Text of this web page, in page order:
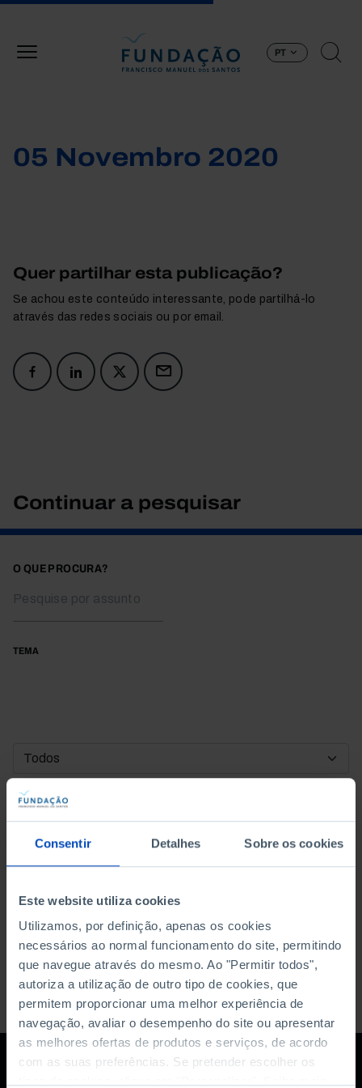
Consentir Detalhes Sobre os cookies
Este website utiliza cookies
Utilizamos, por definição, apenas os cookies
necessários ao normal funcionamento do site, permitindo
que navegue através do mesmo. Ao "Permitir todos",
autoriza a utilização de outro tipo de cookies, que
permitem proporcionar uma melhor experiência de
navegação, avaliar o desempenho do site ou apresentar
as melhores ofertas de produtos e serviços, de acordo
com as suas preferências. Se pretender escolher os
PT
05 Novembro 2020
Quer partilhar esta publicação?
Se achou este conteúdo interessante, pode partilhá-lo
através das redes sociais ou por email.
Continuar a pesquisar
O QUE PROCURA?
TEMA
DATA DE INÍCIO
DATA DE FIM